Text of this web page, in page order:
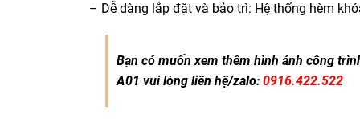
– Dễ dàng lắp đặt và bảo trì: Hệ thống hèm
Bạn có muốn xem thêm hình ảnh công
A01 vui lòng liên hệ/zalo: 0916.422.522